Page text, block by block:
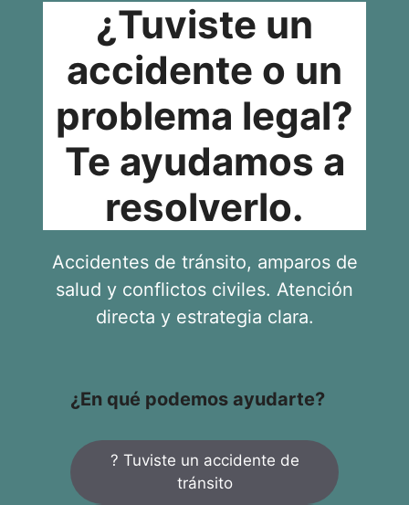
¿Tuviste un
accidente o un
problema legal?
Te ayudamos a
resolverlo.
Accidentes de tránsito, amparos de
salud y conflictos civiles. Atención
directa y estrategia clara.
¿En qué podemos ayudarte?
? Tuviste un accidente de
tránsito